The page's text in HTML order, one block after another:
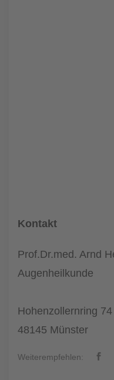
Kontakt
Prof.Dr.med. Arnd
Augenheilkunde
Hohenzollernring 74
48145 Münster
Weiterempfehlen: